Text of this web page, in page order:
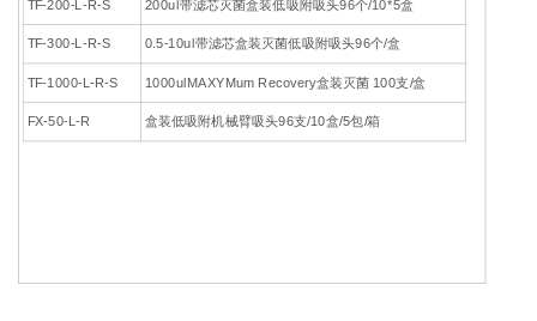
TF-200-L-R-S 200ul带滤芯灭菌盒装低吸附吸头96个/10*5盒
TF-300-L-R-S 0.5-10ul带滤芯盒装灭菌低吸附吸头96个/盒
TF-1000-L-R-S 1000ulMAXYMum Recovery盒装灭菌 100支/盒
FX-50-L-R 盒装低吸附机械臂吸头96支/10盒/5包/箱